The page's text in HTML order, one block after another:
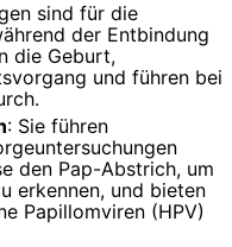
sind für die
der Entbindung
die Geburt,
und führen bei
: Sie führen
den Pap-Abstrich, um
erkennen, und bieten
Papillomviren (HPV)